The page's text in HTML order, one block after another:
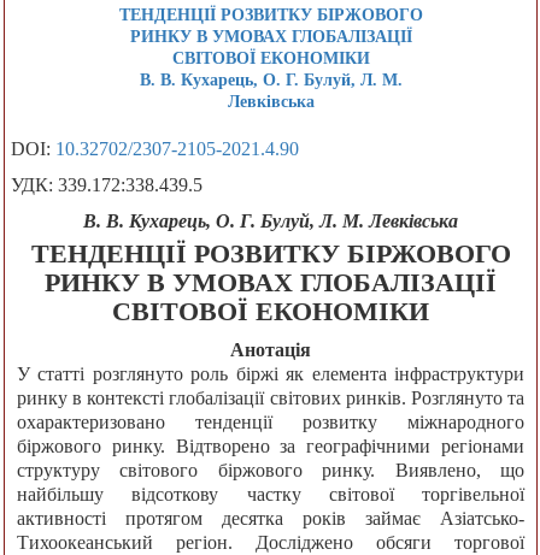
ТЕНДЕНЦІЇ РОЗВИТКУ БІРЖОВОГО
РИНКУ В УМОВАХ ГЛОБАЛІЗАЦІЇ
СВІТОВОЇ ЕКОНОМІКИ
В. В. Кухарець, О. Г. Булуй, Л. М.
Левківська
DOI: 10.32702/2307-2105-2021.4.90
УДК: 339.172:338.439.5
В. В. Кухарець, О. Г. Булуй, Л. М. Левківська
ТЕНДЕНЦІЇ РОЗВИТКУ БІРЖОВОГО
РИНКУ В УМОВАХ ГЛОБАЛІЗАЦІЇ
СВІТОВОЇ ЕКОНОМІКИ
Анотація
У статті розглянуто роль біржі як елемента інфраструктури
ринку в контексті глобалізації світових ринків. Розглянуто та
охарактеризовано тенденції розвитку міжнародного
біржового ринку. Відтворено за географічними регіонами
структуру світового біржового ринку. Виявлено, що
найбільшу відсоткову частку світової торгівельної
активності протягом десятка років займає Азіатсько-
Тихоокеанський регіон. Досліджено обсяги торгової